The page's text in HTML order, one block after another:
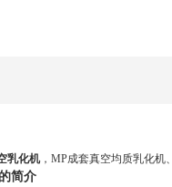
乳化机，MP成套真空均质乳化机
简介